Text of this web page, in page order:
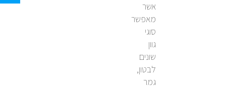
אשר
מאפשר
סוגי
גוון
שונים
לבטון,
גמר